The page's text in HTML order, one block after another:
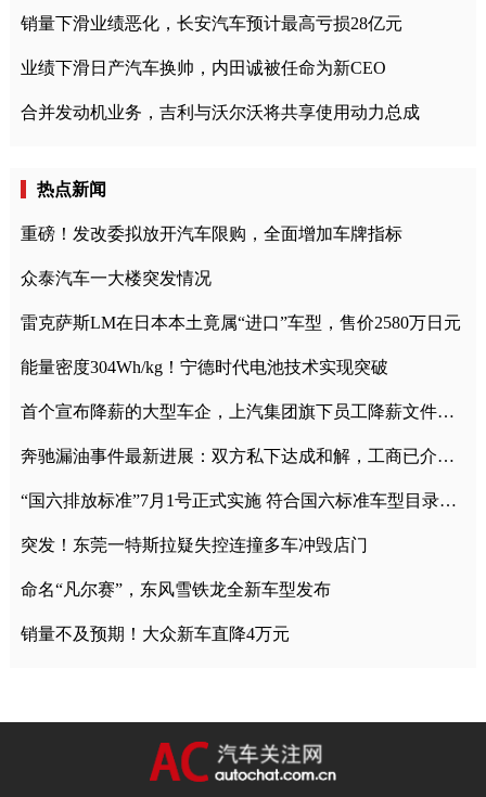
销量下滑业绩恶化，长安汽车预计最高亏损28亿元
业绩下滑日产汽车换帅，内田诚被任命为新CEO
合并发动机业务，吉利与沃尔沃将共享使用动力总成
热点新闻
重磅！发改委拟放开汽车限购，全面增加车牌指标
众泰汽车一大楼突发情况
雷克萨斯LM在日本本土竟属“进口”车型，售价2580万日元
能量密度304Wh/kg！宁德时代电池技术实现突破
首个宣布降薪的大型车企，上汽集团旗下员工降薪文件曝光
奔驰漏油事件最新进展：双方私下达成和解，工商已介入调查
“国六排放标准”7月1号正式实施 符合国六标准车型目录一览
突发！东莞一特斯拉疑失控连撞多车冲毁店门
命名“凡尔赛”，东风雪铁龙全新车型发布
销量不及预期！大众新车直降4万元